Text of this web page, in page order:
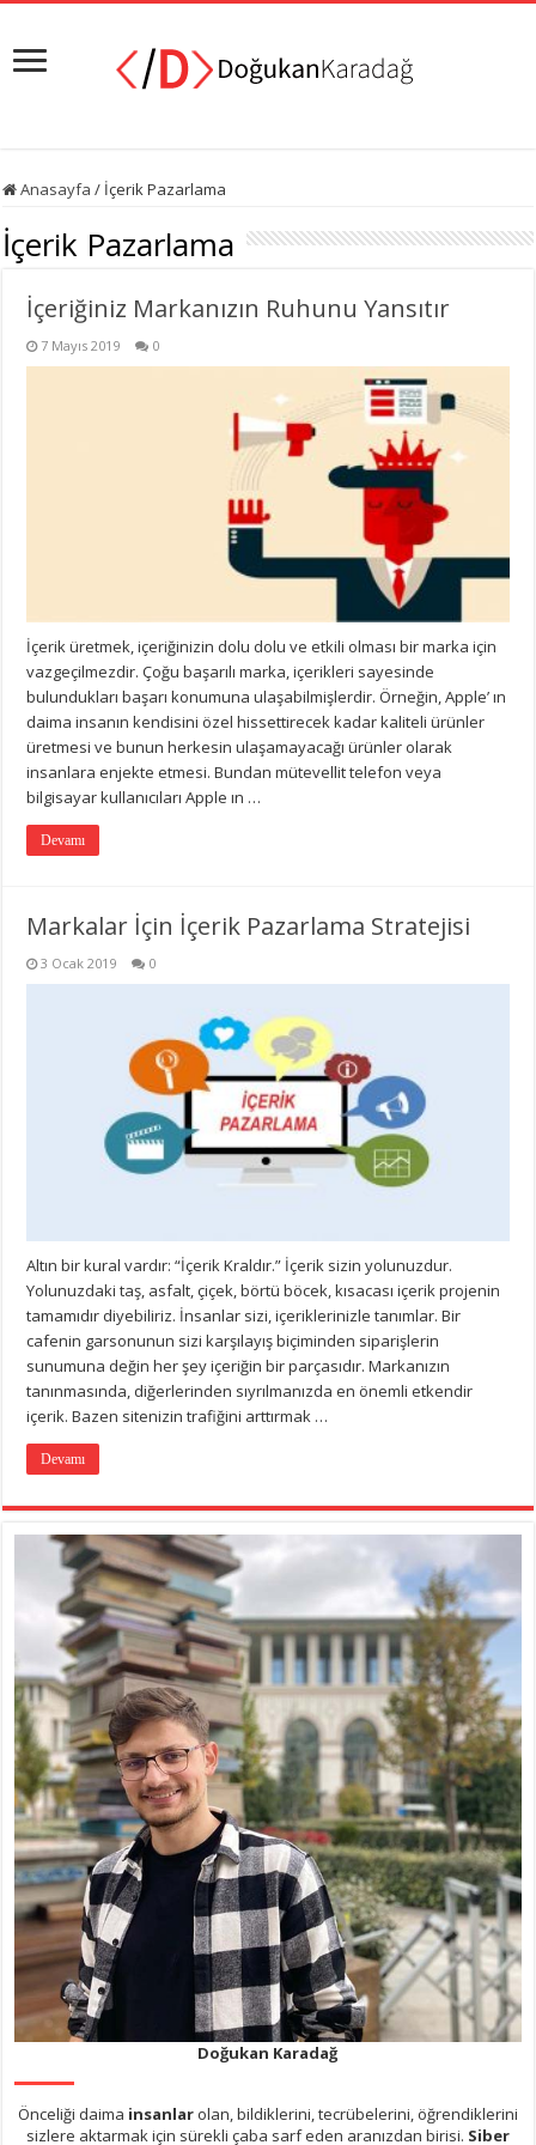
Anasayfa / İçerik Pazarlama
İçerik Pazarlama
İçeriğiniz Markanızın Ruhunu Yansıtır
7 Mayıs 2019 0
İçerik üretmek, içeriğinizin dolu dolu ve etkili olması bir marka için
vazgeçilmezdir. Çoğu başarılı marka, içerikleri sayesinde
bulundukları başarı konumuna ulaşabilmişlerdir. Örneğin, Apple’ ın
daima insanın kendisini özel hissettirecek kadar kaliteli ürünler
üretmesi ve bunun herkesin ulaşamayacağı ürünler olarak
insanlara enjekte etmesi. Bundan mütevellit telefon veya
bilgisayar kullanıcıları Apple ın …
Devamı
Markalar İçin İçerik Pazarlama Stratejisi
3 Ocak 2019 0
Altın bir kural vardır: “İçerik Kraldır.” İçerik sizin yolunuzdur.
Yolunuzdaki taş, asfalt, çiçek, börtü böcek, kısacası içerik projenin
tamamıdır diyebiliriz. İnsanlar sizi, içeriklerinizle tanımlar. Bir
cafenin garsonunun sizi karşılayış biçiminden siparişlerin
sunumuna değin her şey içeriğin bir parçasıdır. Markanızın
tanınmasında, diğerlerinden sıyrılmanızda en önemli etkendir
içerik. Bazen sitenizin trafiğini arttırmak …
Devamı
Doğukan Karadağ
Önceliği daima insanlarolan, bildiklerini, tecrübelerini, öğrendiklerini
sizlere aktarmak için sürekli çaba sarf eden aranızdan birisi. Siber